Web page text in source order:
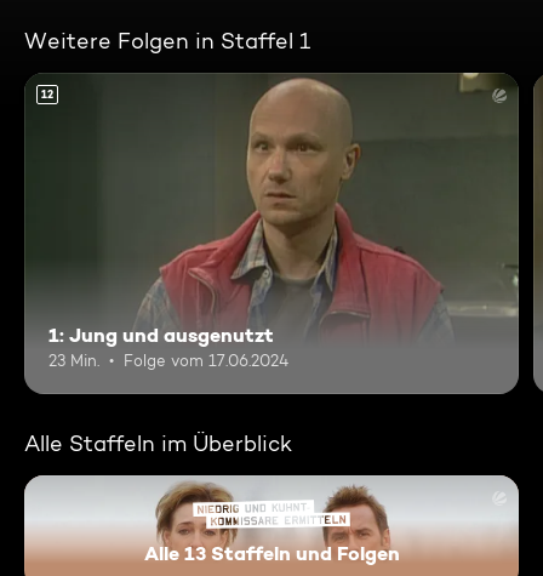
Weitere Folgen in Staffel 1
12
1: Jung und ausgenutzt
23 Min. Folge vom 17.06.2024
Alle Staffeln im Überblick
Alle 13 Staffeln und Folgen